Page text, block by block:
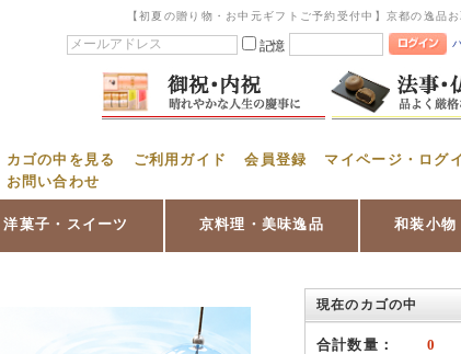
【初夏の贈り物・お中元ギフトご予約受付中】京都の逸品
記憶
カゴの中を見る ご利用ガイド 会員登録
マイページ・ログ
お問い合わせ
洋菓子・スイーツ 京料理・美味逸品 和装小物
現在のカゴの中
合計数量： 0